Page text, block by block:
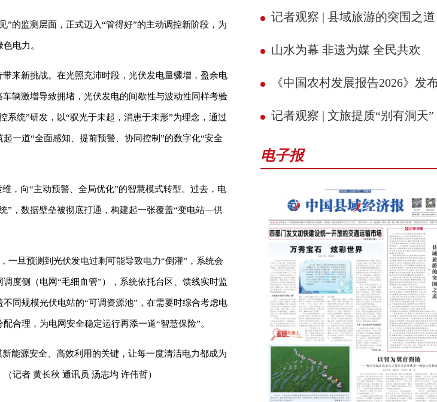
的监测层面，正式迈入“管得好”的主动调控新阶段，为
电力。
来新挑战。在光照充沛时段，光伏发电量骤增，盈余电
辆激增导致拥堵，光伏发电的间歇性与波动性同样考验
统”研发，以“驭光于未起，消患于未形”为理念，通过
一道“全面感知、提前预警、协同控制”的数字化“安全
，向“主动预警、全局优化”的智慧模式转型。过去，电
”，数据壁垒被彻底打通，构建起一张覆盖“变电站—供
一旦预测到光伏发电过剩可能导致电力“倒灌”，系统会
度侧（电网“毛细血管”），系统依托台区、馈线实时监
同规模光伏电站的“可调资源池”，在需要时综合考虑电
合理，为电网安全稳定运行再添一道“智慧保险”。
能源安全、高效利用的关键，让每一度清洁电力都成为
记者 黄长秋 通讯员 汤志均 许伟哲）
记者观察 | 县域旅游的突围之道
山水为幕 非遗为媒 全民共欢
《中国农村发展报告2026》发
记者观察 | 文旅提质“别有洞天”
电子报